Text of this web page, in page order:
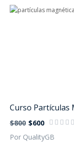
Curso Partículas
$800 $600
Por QualityGB